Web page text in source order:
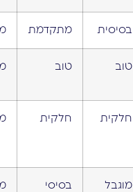
בסיסית מתקדמת
טוב טוב
חלקית חלקית
מוגבל בסיסי